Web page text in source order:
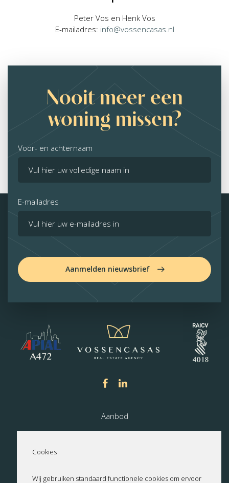
Peter Vos en Henk Vos
E-mailadres: info@vossencasas.nl
Nooit meer een
woning missen?
Voor- en achternaam
E-mailadres
Aanmelden nieuwsbrief
Aanbod
Cookies
Wij gebruiken standaard functionele cookies om ervoor